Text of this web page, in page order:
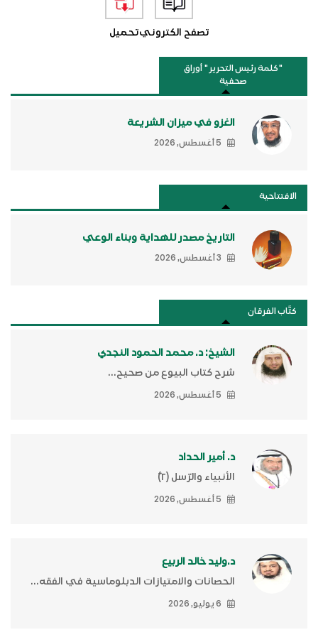
تصفح الكترونيتحميل
"كلمة رئيس التحرير " أوراق
صحفية
الغزو في ميزان الشريعة
5 أغسطس, 2026
الافتتاحية
التاريخ مصدر للهداية وبناء الوعي
3 أغسطس, 2026
كتَّاب الفرقان
الشيخ: د. محمد الحمود النجدي
شرح كتاب البيوع من صحيح...
5 أغسطس, 2026
د. أمير الحداد
الأنبياء والرّسل (٢)ّ
5 أغسطس, 2026
د.وليد خالد الربيع
الحصانات والامتيازات الدبلوماسية في الفقه...
6 يوليو, 2026